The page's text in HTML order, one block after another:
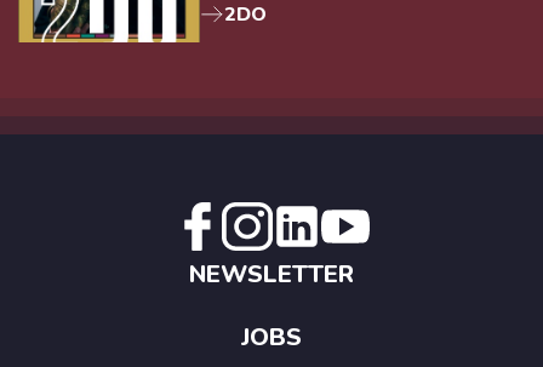
2DO
NEWSLETTER
JOBS